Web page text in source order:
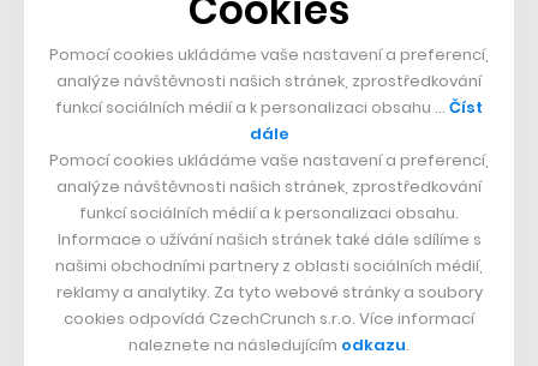
Pomocí cookies ukládáme vaše nastavení a preferencí,
analýze návštěvnosti našich stránek, zprostředkování
funkcí sociálních médií a k personalizaci obsahu … Číst
dále
Pomocí cookies ukládáme vaše nastavení a preferencí,
analýze návštěvnosti našich stránek, zprostředkování
funkcí sociálních médií a k personalizaci obsahu.
Informace o užívání našich stránek také dále sdílíme s
našimi obchodními partnery z oblasti sociálních médií,
reklamy a analytiky. Za tyto webové stránky a soubory
cookies odpovídá CzechCrunch s.r.o. Více informací
naleznete na následujícím odkazu.